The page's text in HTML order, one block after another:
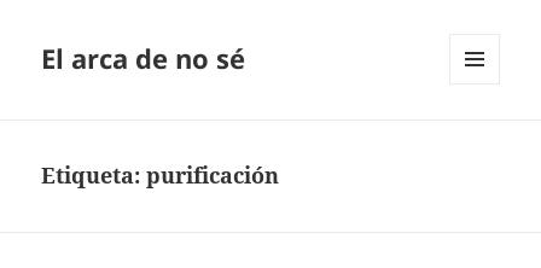
El arca de no sé
Etiqueta:purificación